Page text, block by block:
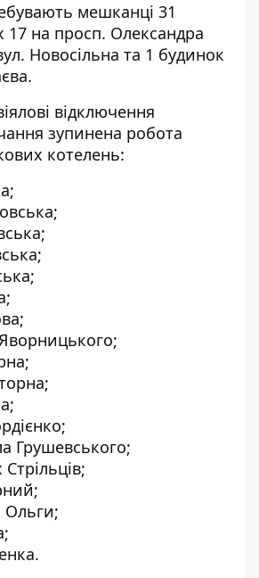
мешканці 31
17 на просп. Олександра
Новосільна та 1 будинок
відключення
зупинена робота
котелень:
Грушевського;
Ольги;